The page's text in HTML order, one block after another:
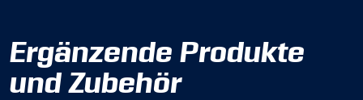
Ergänzende Produkte
und Zubehör